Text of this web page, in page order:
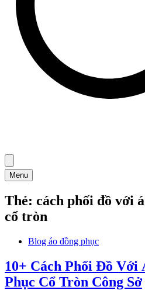
Menu
Thẻ: cách phối đồ với
cổ tròn
Blog áo đồng phục
10+ Cách Phối Đồ Với
Phục Cổ Tròn Công Sở